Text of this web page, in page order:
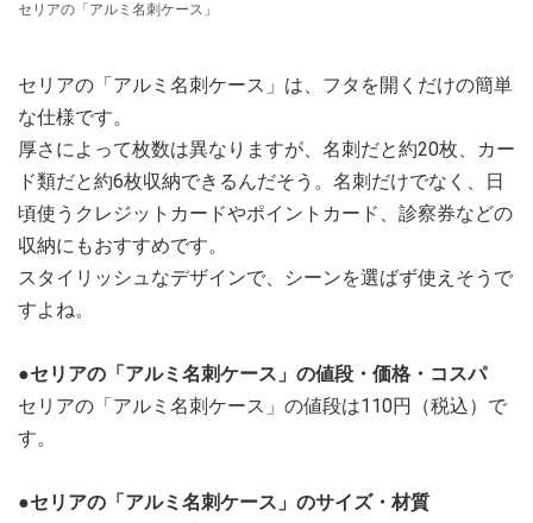
セリアの「アルミ名刺ケース」
セリアの「アルミ名刺ケース」は、フタを開くだけの簡単
な仕様です。
厚さによって枚数は異なりますが、名刺だと約20枚、カー
ド類だと約6枚収納できるんだそう。名刺だけでなく、日
頃使うクレジットカードやポイントカード、診察券などの
収納にもおすすめです。
スタイリッシュなデザインで、シーンを選ばず使えそうで
すよね。
●セリアの「アルミ名刺ケース」の値段・価格・コスパ
セリアの「アルミ名刺ケース」の値段は110円（税込）で
す。
●セリアの「アルミ名刺ケース」のサイズ・材質